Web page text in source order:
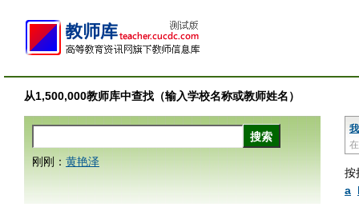
从1,500,000教师库中查找（输入学校名称或教师姓名）
按
a
刚刚： 黄艳泽